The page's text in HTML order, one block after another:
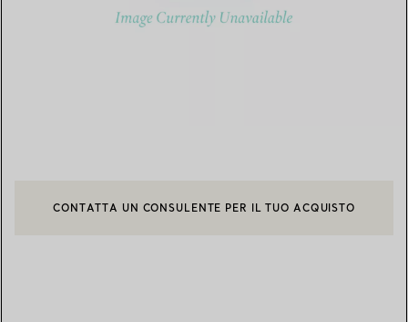
CONTATTA UN CONSULENTE CLIENTI O PRENOTA UN
CONTATTA UN CONSULENTE PER IL TUO ACQUISTO